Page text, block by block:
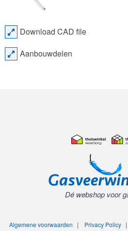
Download CAD file
Aanbouwdelen
Dé webshop voor
Algemene voorwaarden | Privacy Policy|